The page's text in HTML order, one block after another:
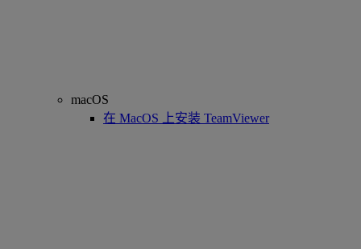
macOS
在 MacOS 上安装 TeamViewer